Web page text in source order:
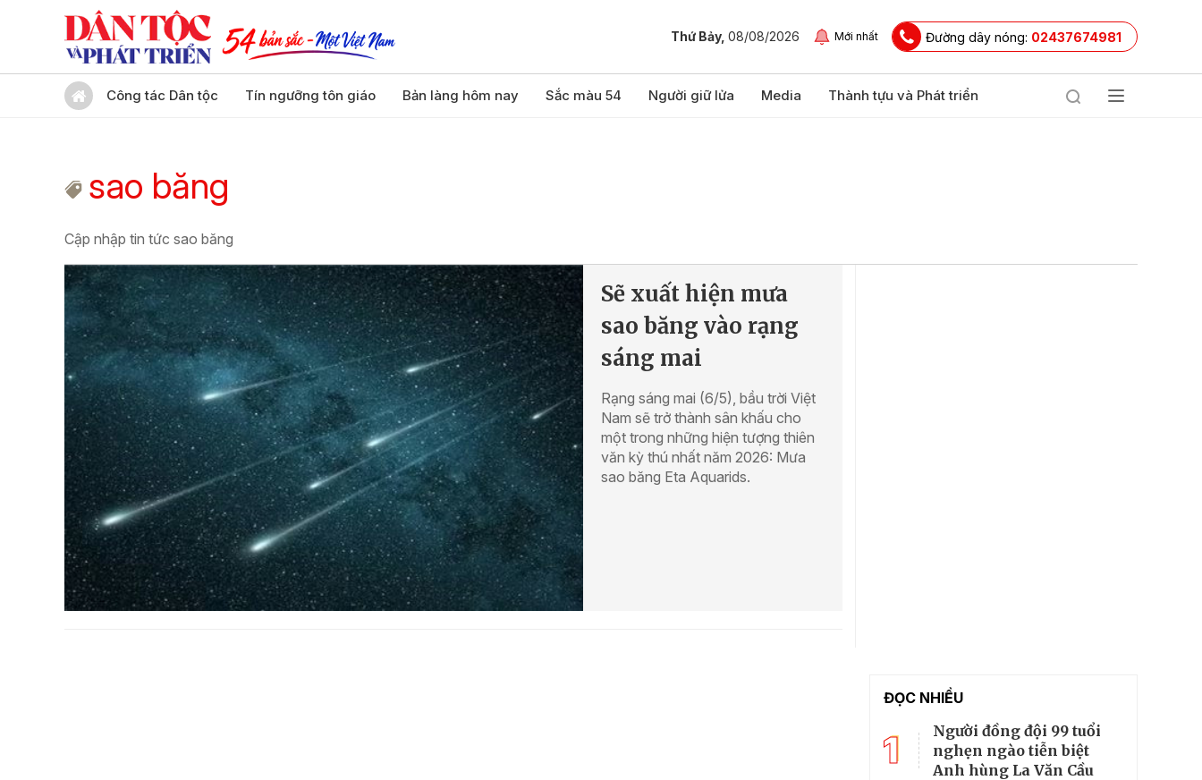
Thứ Bảy, 08/08/2026 Mới nhất Đường dây nóng: 02437674981
Công tác Dân tộc Tín ngưỡng tôn giáo Bản làng hôm nay Sắc màu 54 Người giữ lửa Media Thành tựu và Phát triển
sao băng
Cập nhập tin tức sao băng
Sẽ xuất hiện mưa
sao băng vào rạng
sáng mai
Rạng sáng mai (6/5), bầu trời Việt
Nam sẽ trở thành sân khấu cho
một trong những hiện tượng thiên
văn kỳ thú nhất năm 2026: Mưa
sao băng Eta Aquarids.
ĐỌC NHIỀU
1
Người đồng đội 99 tuổi
nghẹn ngào tiễn biệt
Anh hùng La Văn Cầu